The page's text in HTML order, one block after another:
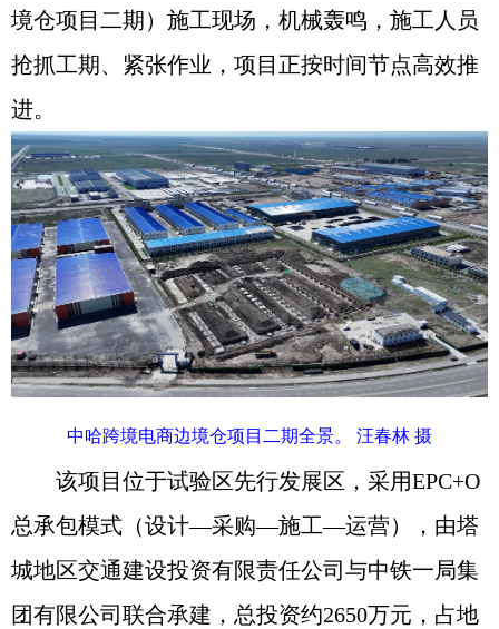
境仓项目二期）施工现场，机械轰鸣，施工人员
抢抓工期、紧张作业，项目正按时间节点高效推
进。
中哈跨境电商边境仓项目二期全景。 汪春林 摄
该项目位于试验区先行发展区，采用EPC+O
总承包模式（设计—采购—施工—运营），由塔
城地区交通建设投资有限责任公司与中铁一局集
团有限公司联合承建，总投资约2650万元，占地